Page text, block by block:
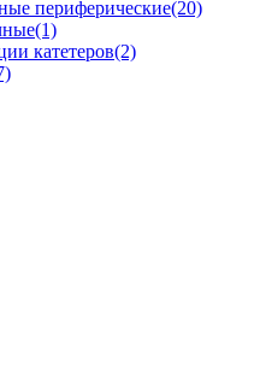
периферические(20)
(1)
катетеров(2)